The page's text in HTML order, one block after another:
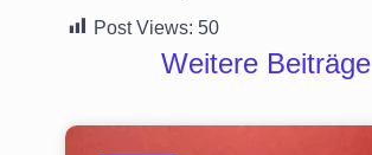
Post Views: 50
Weitere Beiträge